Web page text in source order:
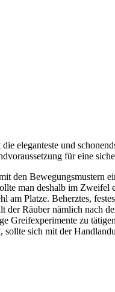
eleganteste und
für eine
den Bewegungsmustern
man deshalb im
am Platze. Beherztes,
der Räuber nämlich
Greifexperimente zu
sollte sich mit der